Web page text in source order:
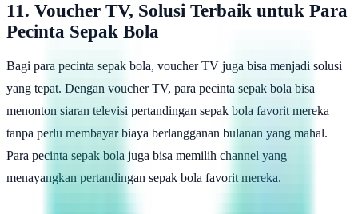
11. Voucher TV, Solusi Terbaik untuk Para
Pecinta Sepak Bola
Bagi para pecinta sepak bola, voucher TV juga bisa menjadi solusi
yang tepat. Dengan voucher TV, para pecinta sepak bola bisa
menonton siaran televisi pertandingan sepak bola favorit mereka
tanpa perlu membayar biaya berlangganan bulanan yang mahal.
Para pecinta sepak bola juga bisa memilih channel yang
menayangkan pertandingan sepak bola favorit mereka.